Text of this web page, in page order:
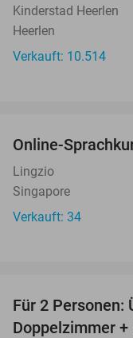
Kinderstad Heerlen
Heerlen
Verkauft: 10.514
Online-
Lingzio
Singapore
Verkauft: 34
Für 2 Personen:
Doppelzimmer